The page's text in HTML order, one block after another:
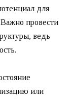
для
провести
ведь
или